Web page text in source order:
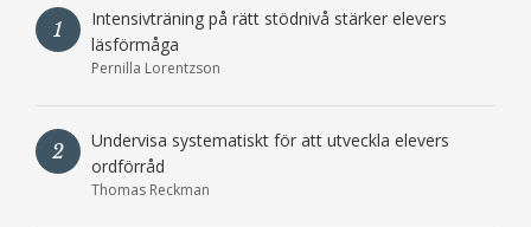
1
Intensivträning på rätt stödnivå stärker elevers
läsförmåga
Pernilla Lorentzson
2
Undervisa systematiskt för att utveckla elevers
ordförråd
Thomas Reckman